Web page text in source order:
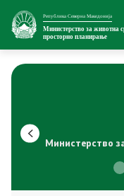
Република Северна Македонија
Министерство за животна
просторно планирање
Министерство
За министерството
Внатрешна
Сектори
Министерство